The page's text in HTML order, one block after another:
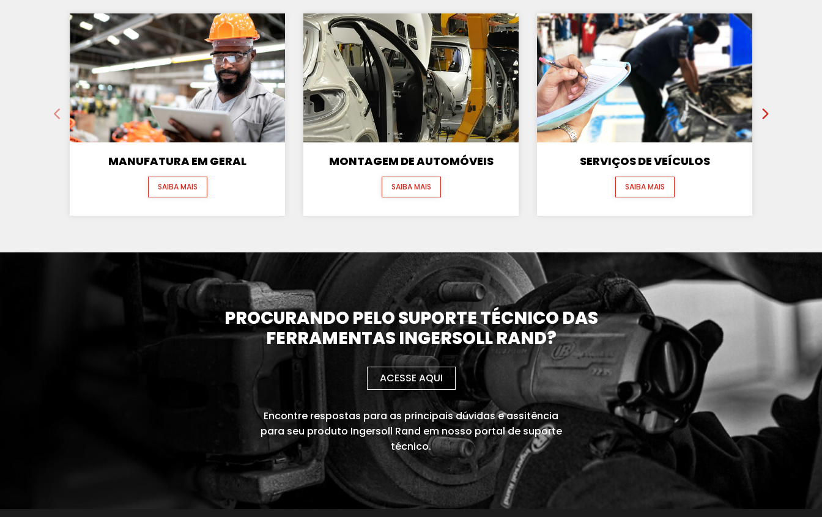
MANUFATURA EM GERAL
SAIBA MAIS
MONTAGEM DE AUTOMÓVEIS
SAIBA MAIS
SERVIÇOS DE VEÍCULOS
SAIBA MAIS
PROCURANDO PELO SUPORTE TÉCNICO DAS
FERRAMENTAS INGERSOLL RAND?
ACESSE AQUI
Encontre respostas para as principais dúvidas e assitência
para seu produto Ingersoll Rand em nosso portal de suporte
técnico.